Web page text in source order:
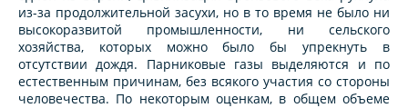
из-за продолжительной засухи, но в то время не было ни
высокоразвитой промышленности, ни сельского
хозяйства, которых можно было бы упрекнуть в
отсутствии дождя. Парниковые газы выделяются и по
естественным причинам, без всякого участия со стороны
человечества. По некоторым оценкам, в общем объеме